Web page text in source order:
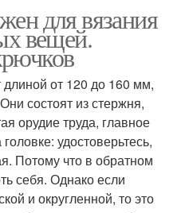
для вязания
вещей.
от 120 до 160 мм,
состоят из стержня,
орудие труда, главное
удостоверьтесь,
Потому что в обратном
себя. Однако если
и округленной, то это